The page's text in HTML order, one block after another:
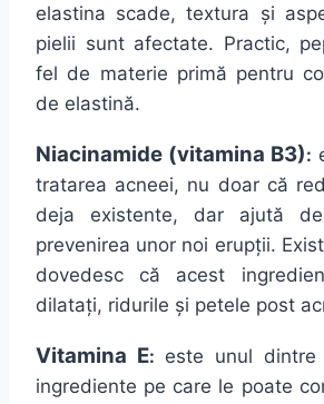
elastina scade,textura și
pielii suntafectate. Practic,
fel de materie primă pentru
de elastină.
Niacinamide (vitamina B3):
tratarea acneei, nu doar că
deja
existente, dar ajută
prevenirea unor noi erupții.
dovedesc că acest
dilatați, ridurile și petele post
Vitamina E: este unul dintre
ingrediente pe care le poate